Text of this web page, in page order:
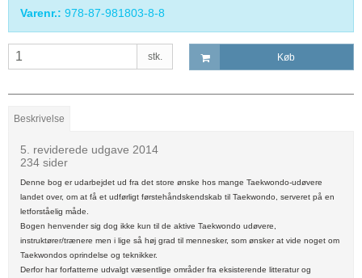
Varenr.: 978-87-981803-8-8
stk. Køb
Beskrivelse
5. reviderede udgave 2014
234 sider
Denne bog er udarbejdet ud fra det store ønske hos mange Taekwondo-udøvere
landet over, om at få et udførligt førstehåndskendskab til Taekwondo, serveret på en
letforståelig måde.
Bogen henvender sig dog ikke kun til de aktive Taekwondo udøvere,
instruktører/trænere men i lige så høj grad til mennesker, som ønsker at vide noget om
Taekwondos oprindelse og teknikker.
Derfor har forfatterne udvalgt væsentlige områder fra eksisterende litteratur og